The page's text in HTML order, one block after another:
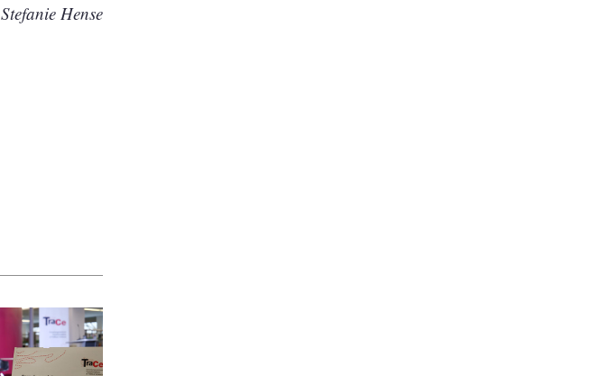
Stefanie Hense